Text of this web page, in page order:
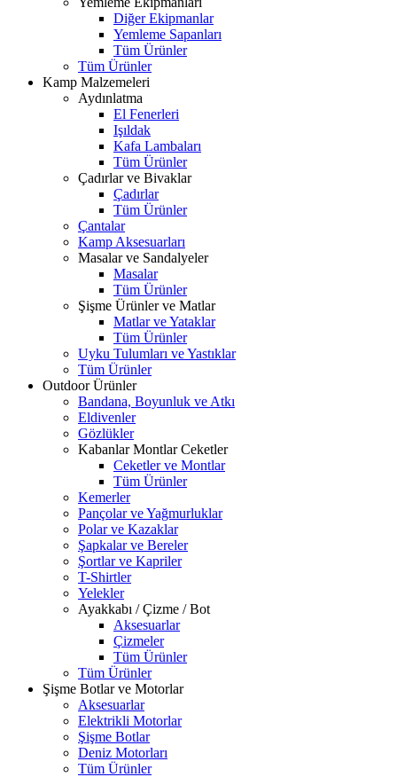
Diğer Ekipmanlar
Yemleme Sapanları
Tüm Ürünler
Tüm Ürünler
Kamp Malzemeleri
Aydınlatma
El Fenerleri
Işıldak
Kafa Lambaları
Tüm Ürünler
Çadırlar ve Bivaklar
Çadırlar
Tüm Ürünler
Çantalar
Kamp Aksesuarları
Masalar ve Sandalyeler
Masalar
Tüm Ürünler
Şişme Ürünler ve Matlar
Matlar ve Yataklar
Tüm Ürünler
Uyku Tulumları ve Yastıklar
Tüm Ürünler
Outdoor Ürünler
Bandana, Boyunluk ve Atkı
Eldivenler
Gözlükler
Kabanlar Montlar Ceketler
Ceketler ve Montlar
Tüm Ürünler
Kemerler
Pançolar ve Yağmurluklar
Polar ve Kazaklar
Şapkalar ve Bereler
Şortlar ve Kapriler
T-Shirtler
Yelekler
Ayakkabı / Çizme / Bot
Aksesuarlar
Çizmeler
Tüm Ürünler
Tüm Ürünler
Şişme Botlar ve Motorlar
Aksesuarlar
Elektrikli Motorlar
Şişme Botlar
Deniz Motorları
Tüm Ürünler